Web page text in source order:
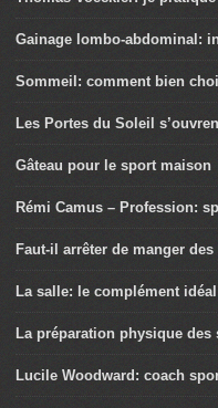
Gainage lombo-abdominal:
Sommeil: comment bien
Les Portes du Soleil
Gâteau pour le sport maison
Rémi Camus – Profession:
Faut-il arrêter de manger
La salle: le complément
La préparation physique des
Lucile Woodward: coach